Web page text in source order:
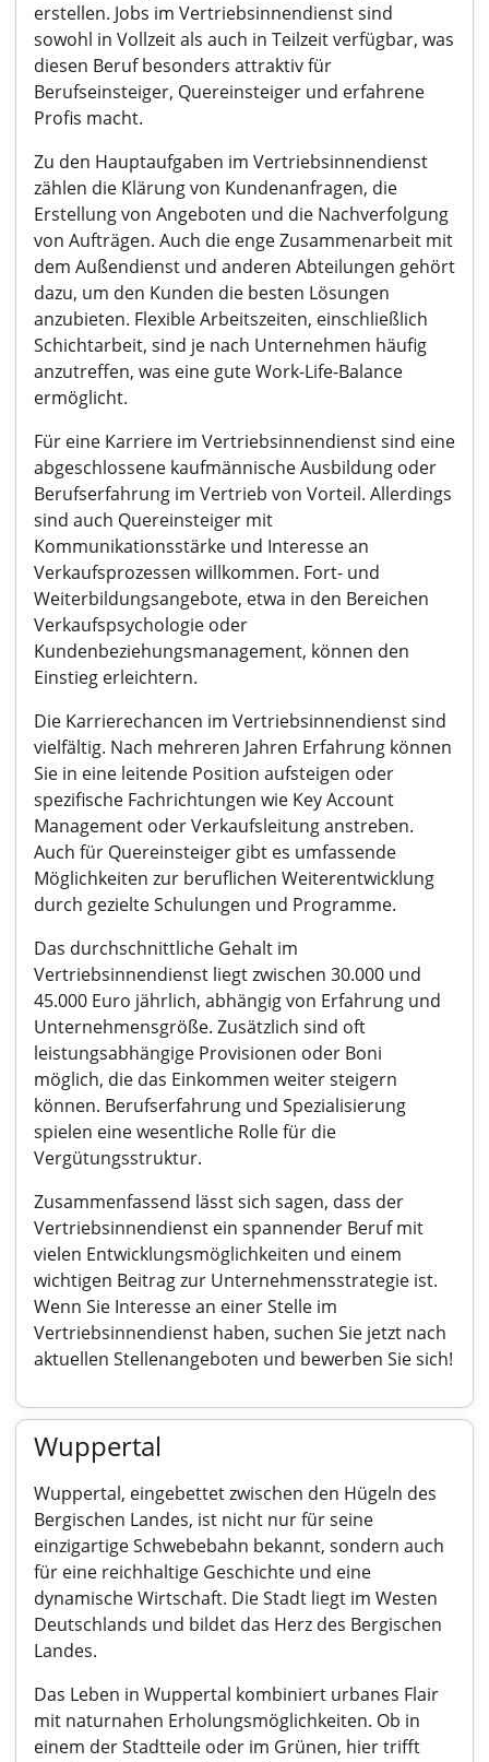
erstellen. Jobs im Vertriebsinnendienst sind
sowohl in Vollzeit als auch in Teilzeit verfügbar, was
diesen Beruf besonders attraktiv für
Berufseinsteiger, Quereinsteiger und erfahrene
Profis macht.
Zu den Hauptaufgaben im Vertriebsinnendienst
zählen die Klärung von Kundenanfragen, die
Erstellung von Angeboten und die Nachverfolgung
von Aufträgen. Auch die enge Zusammenarbeit mit
dem Außendienst und anderen Abteilungen gehört
dazu, um den Kunden die besten Lösungen
anzubieten. Flexible Arbeitszeiten, einschließlich
Schichtarbeit, sind je nach Unternehmen häufig
anzutreffen, was eine gute Work-Life-Balance
ermöglicht.
Für eine Karriere im Vertriebsinnendienst sind eine
abgeschlossene kaufmännische Ausbildung oder
Berufserfahrung im Vertrieb von Vorteil. Allerdings
sind auch Quereinsteiger mit
Kommunikationsstärke und Interesse an
Verkaufsprozessen willkommen. Fort- und
Weiterbildungsangebote, etwa in den Bereichen
Verkaufspsychologie oder
Kundenbeziehungsmanagement, können den
Einstieg erleichtern.
Die Karrierechancen im Vertriebsinnendienst sind
vielfältig. Nach mehreren Jahren Erfahrung können
Sie in eine leitende Position aufsteigen oder
spezifische Fachrichtungen wie Key Account
Management oder Verkaufsleitung anstreben.
Auch für Quereinsteiger gibt es umfassende
Möglichkeiten zur beruflichen Weiterentwicklung
durch gezielte Schulungen und Programme.
Das durchschnittliche Gehalt im
Vertriebsinnendienst liegt zwischen 30.000 und
45.000 Euro jährlich, abhängig von Erfahrung und
Unternehmensgröße. Zusätzlich sind oft
leistungsabhängige Provisionen oder Boni
möglich, die das Einkommen weiter steigern
können. Berufserfahrung und Spezialisierung
spielen eine wesentliche Rolle für die
Vergütungsstruktur.
Zusammenfassend lässt sich sagen, dass der
Vertriebsinnendienst ein spannender Beruf mit
vielen Entwicklungsmöglichkeiten und einem
wichtigen Beitrag zur Unternehmensstrategie ist.
Wenn Sie Interesse an einer Stelle im
Vertriebsinnendienst haben, suchen Sie jetzt nach
aktuellen Stellenangeboten und bewerben Sie sich!
Wuppertal
Wuppertal, eingebettet zwischen den Hügeln des
Bergischen Landes, ist nicht nur für seine
einzigartige Schwebebahn bekannt, sondern auch
für eine reichhaltige Geschichte und eine
dynamische Wirtschaft. Die Stadt liegt im Westen
Deutschlands und bildet das Herz des Bergischen
Landes.
Das Leben in Wuppertal kombiniert urbanes Flair
mit naturnahen Erholungsmöglichkeiten. Ob in
einem der Stadtteile oder im Grünen, hier trifft